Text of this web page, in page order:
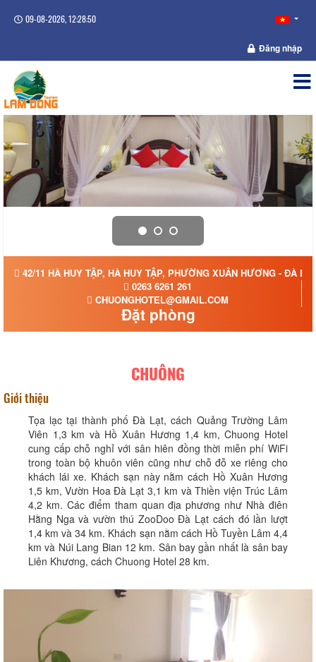
09-08-2026, 12:28:51
Đăng nhập
42/11 HÀ HUY TẬP, HÀ HUY TẬP, PHƯỜNG XUÂN HƯƠNG - ĐÀ
0263 6261 261
CHUONGHOTEL@GMAIL.COM
Đặt phòng
CHUÔNG
Giới thiệu
Tọa lạc tại thành phố Đà Lạt, cách Quảng Trường Lâm
Viên 1,3 km và Hồ Xuân Hương 1,4 km, Chuong Hotel
cung cấp chỗ nghỉ với sân hiên đồng thời miễn phí WiFi
trong toàn bộ khuôn viên cũng như chỗ đỗ xe riêng cho
khách lái xe. Khách sạn này nằm cách Hồ Xuân Hương
1,5 km, Vườn Hoa Đà Lạt 3,1 km và Thiền viện Trúc Lâm
4,2 km. Các điểm tham quan địa phương như Nhà điên
Hằng Nga và vườn thú ZooDoo Đà Lạt cách đó lần lượt
1,4 km và 34 km. Khách sạn nằm cách Hồ Tuyền Lâm 4,4
km và Núi Lang Bian 12 km. Sân bay gần nhất là sân bay
Liên Khương, cách Chuong Hotel 28 km.